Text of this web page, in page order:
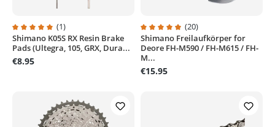
Average rating of 5 out of 5 stars
(1)
Shimano K05S RX Resin Brake
Pads (Ultegra, 105, GRX, Dura...
€8.95
Average rating of 4.9 out of 5
(20)
Shimano Freilaufkörper for
Deore FH-M590 / FH-M615 / FH-
M...
€15.95